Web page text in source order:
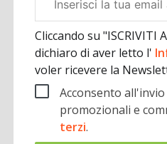
aziendale
Cliccando su "ISCRIVITI
dichiaro di aver letto l'
voler ricevere la
Acconsento
promozionali e
terzi.